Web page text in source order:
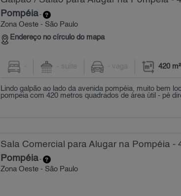
Pompéia-
Zona Oeste - São Paulo
Endereço no círculo do mapa
- - suíte - vaga 420 m²
Lindo galpão ao lado da avenida pompéia, muito bem
pompeia com 420 metros quadrados de área útil - pé
Sala Comercial para Alugar na Pompéia -
Pompéia-
Zona Oeste - São Paulo